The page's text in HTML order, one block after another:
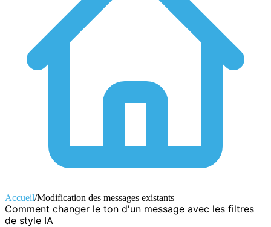
Accueil/Modification des messages existants
Comment changer le ton d'un message avec les filtres
de style IA